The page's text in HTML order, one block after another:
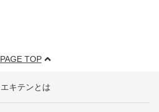
PAGE TOP
エキテンとは